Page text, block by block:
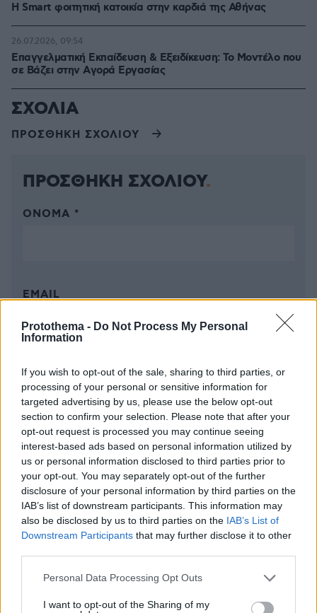
Protothema - Do Not Process My Personal
Information
If you wish to opt-out of the sale, sharing to third parties, or
processing of your personal or sensitive information for
targeted advertising by us, please use the below opt-out
section to confirm your selection. Please note that after your
opt-out request is processed you may continue seeing
interest-based ads based on personal information utilized by
us or personal information disclosed to third parties prior to
your opt-out. You may separately opt-out of the further
disclosure of your personal information by third parties on the
IAB’s list of downstream participants. This information may
also be disclosed by us to third parties on the IAB’s List of
Downstream Participants that may further disclose it to other
Please note that this website/app uses one or more Google
not limited to your visit or usage behaviour. You may click to
Personal Data Processing Opt Outs
I want to opt-out of the Sharing of my
Η Smart φοιτητική κατοικία στην καρδιά της Αθήνας
Επαγγελματική Εκπαίδευση & Εξειδίκευση: Το Mοντέλο που
σε Bάζει στην Aγορά Eργασίας
26.07.2026, 09:54
ΣΧΟΛΙΑ
ΠΡΟΣΘΗΚΗ ΣΧΟΛΙΟΥ
ΠΡΟΣΘΗΚΗ ΣΧΟΛΙΟΥ
ΌΝΟΜΑ *
EMAIL
ΣΧΌΛΙΟ *
Απομένουν 2500χαρακτήρες